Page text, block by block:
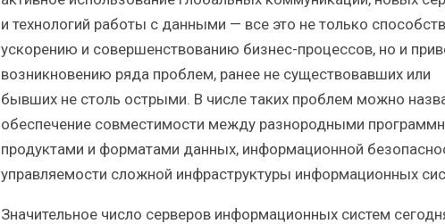
и технологий работы с данными — все это не только
ускорению и совершенствованию бизнес-процессов, но и
возникновению ряда проблем, ранее не существовавших или
бывших не столь острыми. В числе таких проблем можно
обеспечение совместимости между разнородными
продуктами и форматами данных, информационной
управляемости сложной инфраструктуры информационных
Значительное число серверов информационных систем
ИБП
Отрасль ИБП в депрессии?
Часть II.
ИБП
Самый успешный
рынка ИБП